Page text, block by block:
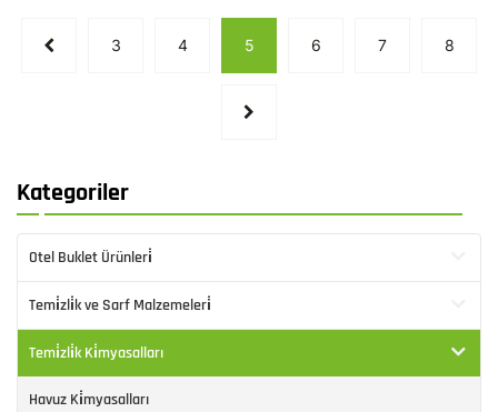
3 4 5 6 7 8
Kategoriler
Otel Buklet Ürünleri̇
Temi̇zli̇k ve Sarf Malzemeleri̇
Temi̇zli̇k Ki̇myasalları
Havuz Ki̇myasalları